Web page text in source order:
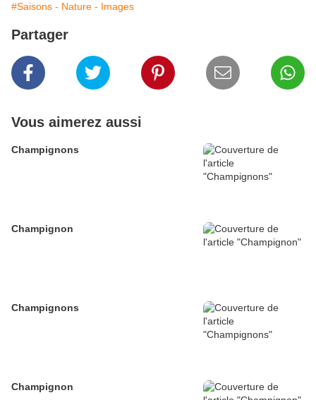
#Saisons - Nature - Images
Partager
Vous aimerez aussi
Champignons
Champignon
Champignons
Champignon